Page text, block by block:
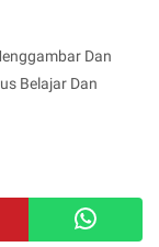
Dan
Belajar Dan